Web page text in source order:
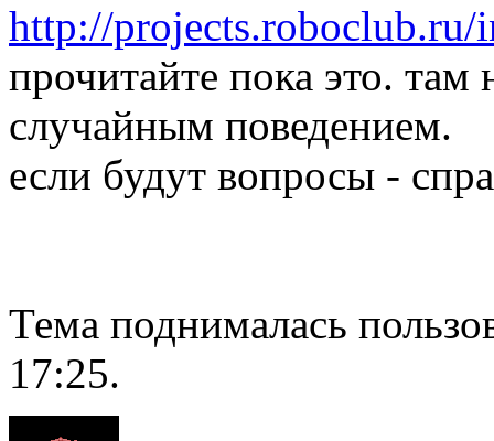
http://projects.roboclub.ru/
прочитайте пока это. там
случайным поведением.
если будут вопросы -
Тема поднималась
17:25.